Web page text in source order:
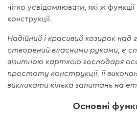
чітко усвідомлювати, які ж
конструкції.
Надійний і красивий козирок над
створений власними руками, є
візитною карткою господаря
простоту конструкції, її
викликати кілька запитань на
Основні